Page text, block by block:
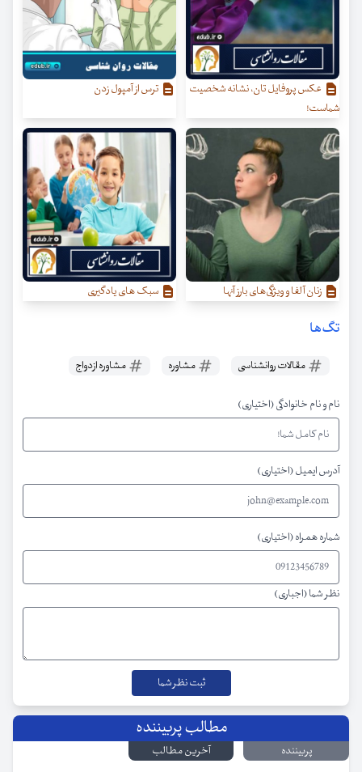
عکس پروفایل تان، نشانه شخصیت
شماست!
ترس از آمپول زدن
زنان آلفا و ویژگی‌‌های بارز آنها سبک های یادگیری
تگ‌ها
مقالات روانشناسی مشاوره مشاوره ازدواج
نام و نام خانوادگی (اختیاری)
آدرس ایمیل (اختیاری)
شماره همراه (اختیاری)
نظر شما (اجباری)
مطالب پربیننده
پربیننده
آخرین مطالب